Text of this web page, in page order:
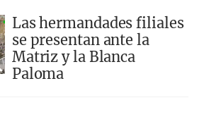
Las hermandades filiales
se presentan ante la
Matriz y la Blanca
Paloma